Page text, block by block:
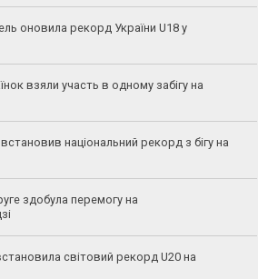
оновила рекорд України U18 у
взяли участь в одному забігу на
національний рекорд з бігу на
здобула перемогу на
світовий рекорд U20 на